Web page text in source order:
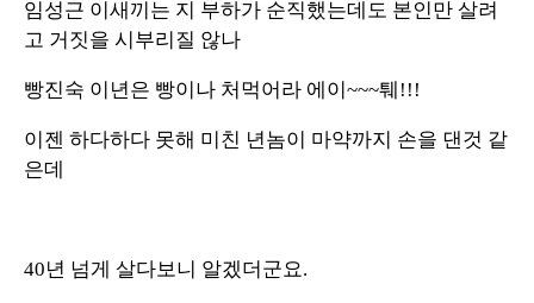
임성근 이새끼는 지 부하가 순직했는데도 본인만 살려
고 거짓을 시부리질 않나
빵진숙 이년은 빵이나 처먹어라 에이~~~퉤!!!
이젠 하다하다 못해 미친 년놈이 마약까지 손을 댄것 같
은데
40년 넘게 살다보니 알겠더군요.